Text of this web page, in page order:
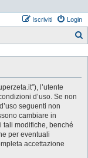
Login
Iscriviti
l’utente
d’uso. Se non
seguenti non
cambiare in
tali modifiche, benché
per eventuali
accettazione